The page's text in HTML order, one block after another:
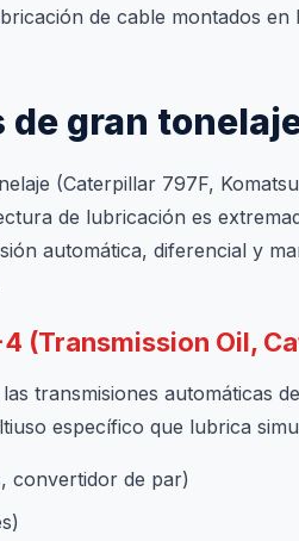
de cable montados en
de gran
(Caterpillar 797F,
de lubricación es
automática, diferencial y
(Transmission Oil,
transmisiones automáticas
específico que lubrica
convertidor de par)